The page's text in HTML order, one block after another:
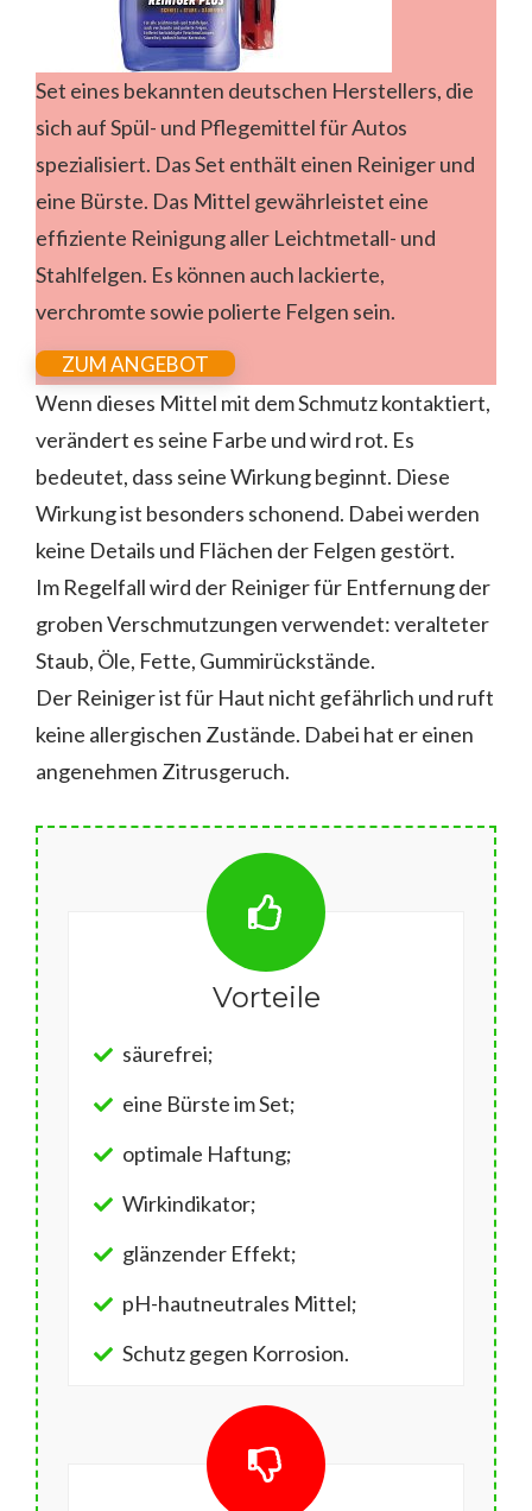
Set eines bekannten deutschen Herstellers, die
sich auf Spül- und Pflegemittel für Autos
spezialisiert. Das Set enthält einen Reiniger und
eine Bürste. Das Mittel gewährleistet eine
effiziente Reinigung aller Leichtmetall- und
Stahlfelgen. Es können auch lackierte,
verchromte sowie polierte Felgen sein.
ZUM ANGEBOT
Wenn dieses Mittel mit dem Schmutz kontaktiert,
verändert es seine Farbe und wird rot. Es
bedeutet, dass seine Wirkung beginnt. Diese
Wirkung ist besonders schonend. Dabei werden
keine Details und Flächen der Felgen gestört.
Im Regelfall wird der Reiniger für Entfernung der
groben Verschmutzungen verwendet: veralteter
Staub, Öle, Fette, Gummirückstände.
Der Reiniger ist für Haut nicht gefährlich und ruft
keine allergischen Zustände. Dabei hat er einen
angenehmen Zitrusgeruch.
Vorteile
säurefrei;
eine Bürste im Set;
optimale Haftung;
Wirkindikator;
glänzender Effekt;
pH-hautneutrales Mittel;
Schutz gegen Korrosion.